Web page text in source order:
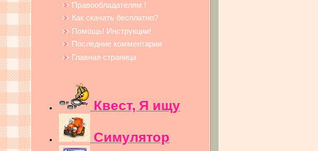
Правообладателям !
Как скачать бесплатно?
Помощь! Инструкции!
Последние комментарии
Главная страница
Квест, Я ищу
Симулятор